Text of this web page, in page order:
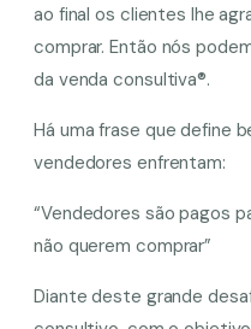
ao final os clientes lhe
comprar. Então nós
da venda consultiva®.
Há uma frase que define
vendedores enfrentam:
“Vendedores são pagos
não querem comprar”
Diante deste grande